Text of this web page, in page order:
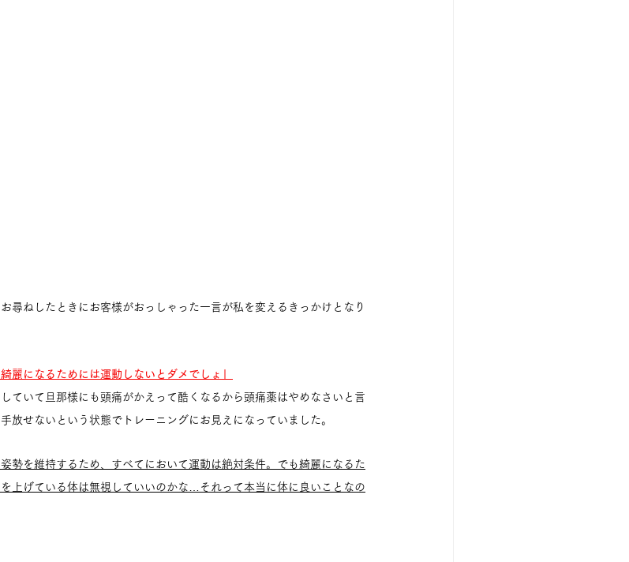
尋ねしたときにお客様がおっしゃった一言が私を変えるきっかけとなり
麗になるためには運動しないとダメでしょ」
ていて旦那様にも頭痛がかえって酷くなるから頭痛薬はやめなさいと言
放せないという状態でトレーニングにお見えになっていました。
勢を維持するため、すべてにおいて運動は絶対条件。でも綺麗になるた
上げている体は無視していいのかな…それって本当に体に良いことなの